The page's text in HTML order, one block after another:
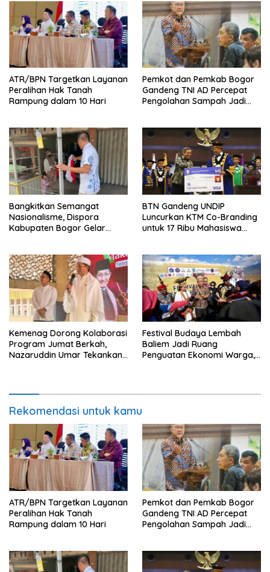
ATR/BPN Targetkan Layanan
Peralihan Hak Tanah
Rampung dalam 10 Hari
Pemkot dan Pemkab Bogor
Gandeng TNI AD Percepat
Pengolahan Sampah Jadi
Bangkitkan Semangat
Nasionalisme, Dispora
Kabupaten Bogor Gelar
BTN Gandeng UNDIP
Luncurkan KTM Co-Branding
untuk 17 Ribu Mahasiswa
Kemenag Dorong Kolaborasi
Program Jumat Berkah,
Nazaruddin Umar Tekankan
Festival Budaya Lembah
Baliem Jadi Ruang
Penguatan Ekonomi Warga,
Rekomendasi untuk kamu
ATR/BPN Targetkan Layanan
Peralihan Hak Tanah
Rampung dalam 10 Hari
Pemkot dan Pemkab Bogor
Gandeng TNI AD Percepat
Pengolahan Sampah Jadi